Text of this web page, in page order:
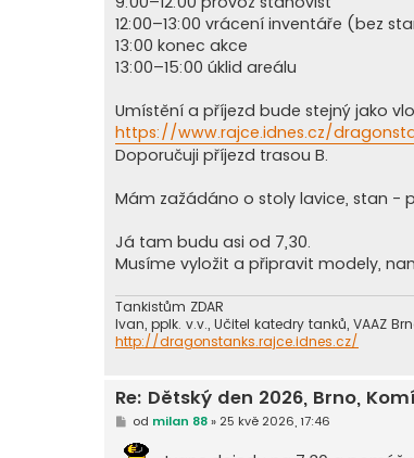
12:00–13:00 vrácení inventáře (bez
13:00 konec akce
13:00–15:00 úklid areálu
Umístění a příjezd bude stejný jako
https://www.rajce.idnes.cz/
Doporučuji příjezd trasou B.
Mám zažádáno o stoly lavice, stan -
Já tam budu asi od 7,30.
Musíme vyložit a připravit modely,
Tankistům ZDAR
Ivan, pplk. v.v., Učitel katedry tanků, VAAZ
http://dragonstanks.rajce.idnes.cz/
Re: Dětský den 2026, Brno,
P
í
od milan 88» 25 kvě 2026, 17:46